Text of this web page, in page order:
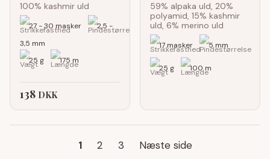
100% kashmir uld
27 - 30 masker
2,5 -
3,5 mm
25 g
175 m
138 DKK
59% alpaka uld, 20%
polyamid, 15% kashmir
uld, 6% merino uld
17 masker 5 mm
25 g 100 m
1 2 3 Næste side